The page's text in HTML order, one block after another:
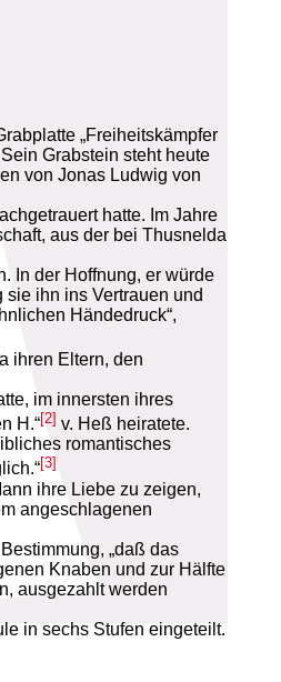
„Freiheitskämpfer
Grabstein steht heute
von Jonas Ludwig von
hatte. Im Jahre
aus der bei Thusnelda
In der Hoffnung, er würde
ihn ins Vertrauen und
Händedruck“,
ihren Eltern, den
im innersten ihres
H.“[2] v. Heß heiratete.
romantisches
[3]
ihre Liebe zu zeigen,
angeschlagenen
„daß das
Knaben und zur Hälfte
ausgezahlt werden
in sechs Stufen eingeteilt.